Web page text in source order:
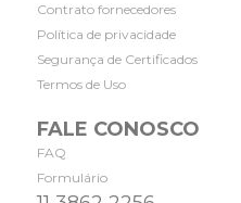
Contrato fornecedores
Política de privacidade
Segurança de Certificados
Termos de Uso
FALE CONOSCO
FAQ
Formulário